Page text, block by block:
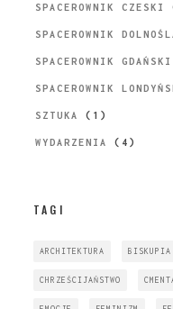
SPACEROWNIK CZESKI
SPACEROWNIK
SPACEROWNIK GDAŃSKI
SPACEROWNIK
SZTUKA (1)
WYDARZENIA (4)
TAGI
ARCHITEKTURA BISKUPIA
CHRZEŚCIJAŃSTWO